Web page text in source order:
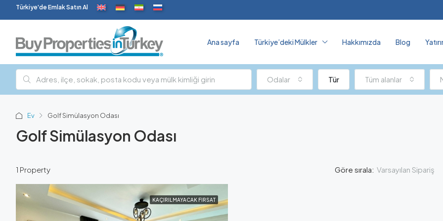
Türkiye'de Emlak Satın Al
Ana sayfa Türkiye’deki Mülkler Hakkımızda Blog
Odalar Tür Tüm alanlar
Ev Golf Simülasyon Odası
Golf Simülasyon Odası
1 Property Göre sırala: Varsayılan Sipariş
KAÇIRILMAYACAK FIRSAT